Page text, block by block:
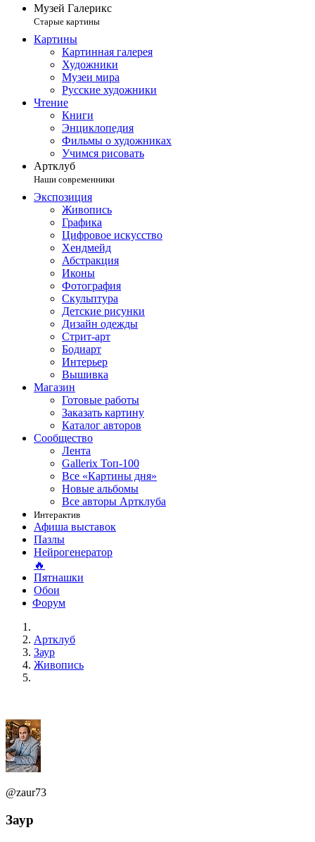
Музей Галерикс
Старые картины
Картины
Картинная галерея
Художники
Музеи мира
Русские художники
Чтение
Книги
Энциклопедия
Фильмы о художниках
Учимся рисовать
Артклуб
Наши современники
Экспозиция
Живопись
Графика
Цифровое искусство
Хендмейд
Абстракция
Иконы
Фотография
Скульптура
Детские рисунки
Дизайн одежды
Стрит-арт
Бодиарт
Интерьер
Вышивка
Магазин
Готовые работы
Заказать картину
Каталог авторов
Сообщество
Лента
Gallerix Топ-100
Все «Картины дня»
Новые альбомы
Все авторы Артклуба
Интерактив
Афиша выставок
Пазлы
Нейрогенератор
🔥
Пятнашки
Обои
Форум
Артклуб
Заур
Живопись
@zaur73
Заур